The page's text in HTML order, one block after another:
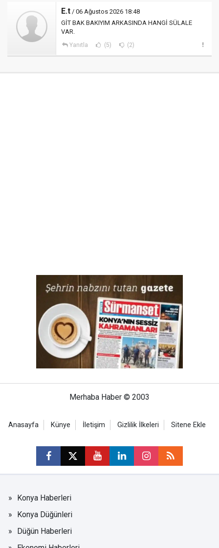
E.t / 06 Ağustos 2026 18:48
GİT BAK BAKIYIM ARKASINDA HANGİ SÜLALE
VAR.
Yanıtla (5) (2)
Merhaba Haber © 2003
Anasayfa Künye İletişim Gizlilik İlkeleri Sitene Ekle
Konya Haberleri
Konya Düğünleri
Düğün Haberleri